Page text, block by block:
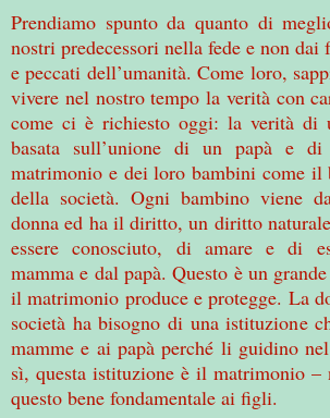
Prendiamo spunto da quanto di
nostri predecessori nella fede e non
e peccati dell’umanità. Come loro,
vivere nel nostro tempo la verità con
come ci è richiesto oggi: la verità di
basata sull’unione di un papà e
matrimonio e dei loro bambini come il
della società. Ogni bambino viene
donna ed ha il diritto, un diritto
essere conosciuto, di amare e di
mamma e dal papà. Questo è un
il matrimonio produce e protegge. La
società ha bisogno di una istituzione
mamme e ai papà perché li guidino
sì, questa istituzione è il matrimonio –
questo bene fondamentale ai figli.